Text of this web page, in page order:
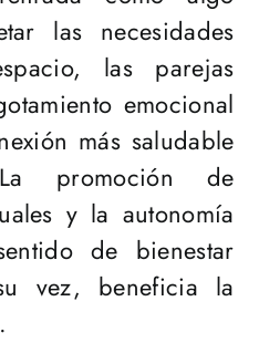
las necesidades
las parejas
emocional
más saludable
promoción de
y la autonomía
de bienestar
vez, beneficia la